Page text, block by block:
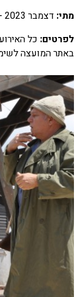
מתי: דצמבר 2023 - ינואר 2024
לפרטים: כל
באתר המועצה